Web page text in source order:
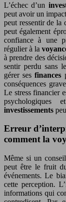
L’échec d’un
peut avoir un
peut ressentir de la
peut également
confiance à une
régulier à la
à prendre des
sentir perdu sans
gérer sesfinances
conséquences
Le stress financier
investissements
Erreur
comment la
Même si un
peut être le fruit
événements. Le
cette perception.
informations qui